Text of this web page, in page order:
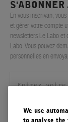
En vous inscrivan,
et gérer votre compte
newsletters Le Labo
Labo. Vous pouvez
personnelles en
We use